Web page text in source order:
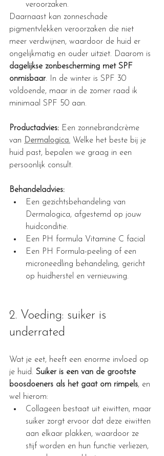
veroorzaken.
Daarnaast kan zonneschade
pigmentvlekken veroorzaken die niet
meer verdwijnen, waardoor de huid er
ongelijkmatig en ouder uitziet. Daarom is
dagelijkse zonbescherming met SPF
onmisbaar. In de winter is SPF 30
voldoende, maar in de zomer raad ik
minimaal SPF 50 aan.
Productadvies: Een zonnebrandcrème
van Dermalogica. Welke het beste bij je
huid past, bepalen we graag in een
persoonlijk consult.
Behandeladvies:
Een gezichtsbehandeling van
Dermalogica, afgestemd op jouw
huidconditie.
Een PH formula Vitamine C facial
Een PH Formula-peeling of een
microneedling behandeling, gericht
op huidherstel en vernieuwing.
2. Voeding: suiker is
underrated
Wat je eet, heeft een enorme invloed op
je huid. Suiker is een van de grootste
boosdoeners als het gaat om rimpels, en
wel hierom:
Collageen bestaat uit eiwitten, maar
suiker zorgt ervoor dat deze eiwitten
aan elkaar plakken, waardoor ze
stijf worden en hun functie verliezen,